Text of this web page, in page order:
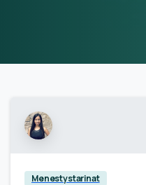
Menestystarinat